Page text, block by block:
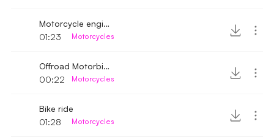
Motorcycle engine ignition and drive away
01:23
Motorcycles
Offroad Motorbike driving away
00:22
Motorcycles
Bike ride
01:28
Motorcycles